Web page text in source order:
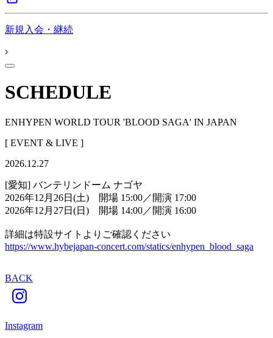
新規入会・継続
SCHEDULE
ENHYPEN WORLD TOUR 'BLOOD SAGA' IN JAPAN
[ EVENT & LIVE ]
2026.12.27
[愛知] バンテリンドーム ナゴヤ
2026年12月26日(土) 開場 15:00／開演 17:00
2026年12月27日(日) 開場 14:00／開演 16:00
詳細は特設サイトよりご確認ください
https://www.hybejapan-concert.com/statics/enhypen_blood_saga
BACK
Instagram